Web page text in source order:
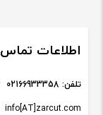
اطلاعات تماس
info[AT]zarcut.com
تلفن: 02166933358